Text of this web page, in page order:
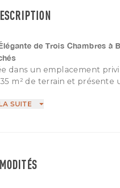
de Trois Chambres à
dans un emplacement
m² de terrain et présente
À seulement 5
SUITE